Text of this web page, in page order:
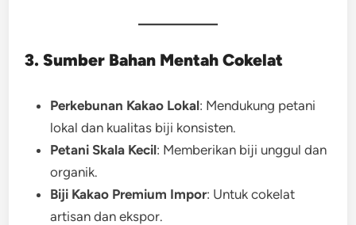
3. Sumber Bahan Mentah Cokelat
Perkebunan Kakao Lokal: Mendukung petani
lokal dan kualitas biji konsisten.
Petani Skala Kecil: Memberikan biji unggul dan
organik.
Biji Kakao Premium Impor: Untuk cokelat
artisan dan ekspor.